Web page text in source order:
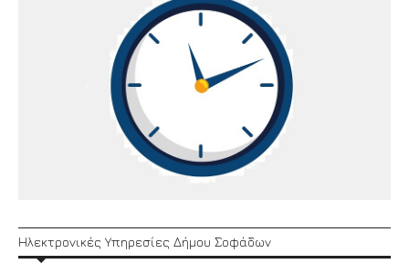
Ηλεκτρονικές Υπηρεσίες Δήμου Σοφάδων